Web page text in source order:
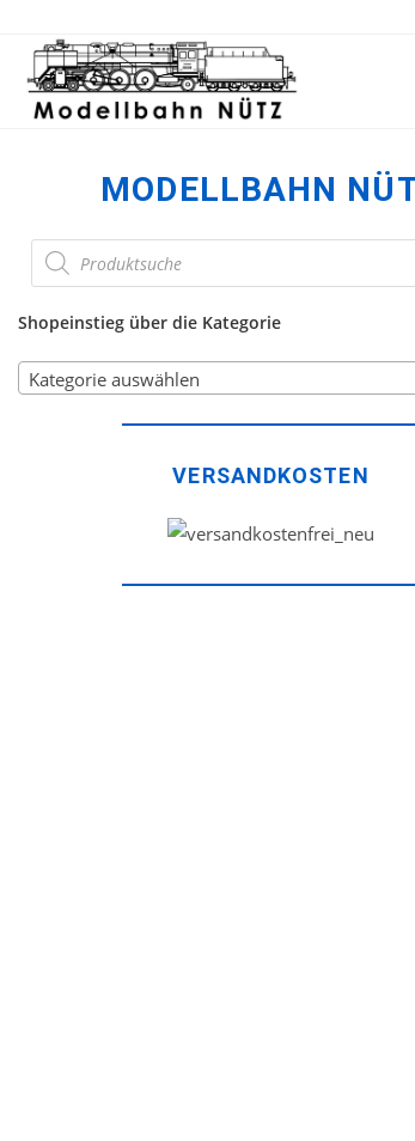
MODELLBAHN
Shopeinstieg über die Kategorie
Kategorie auswählen
VERSANDKOSTEN